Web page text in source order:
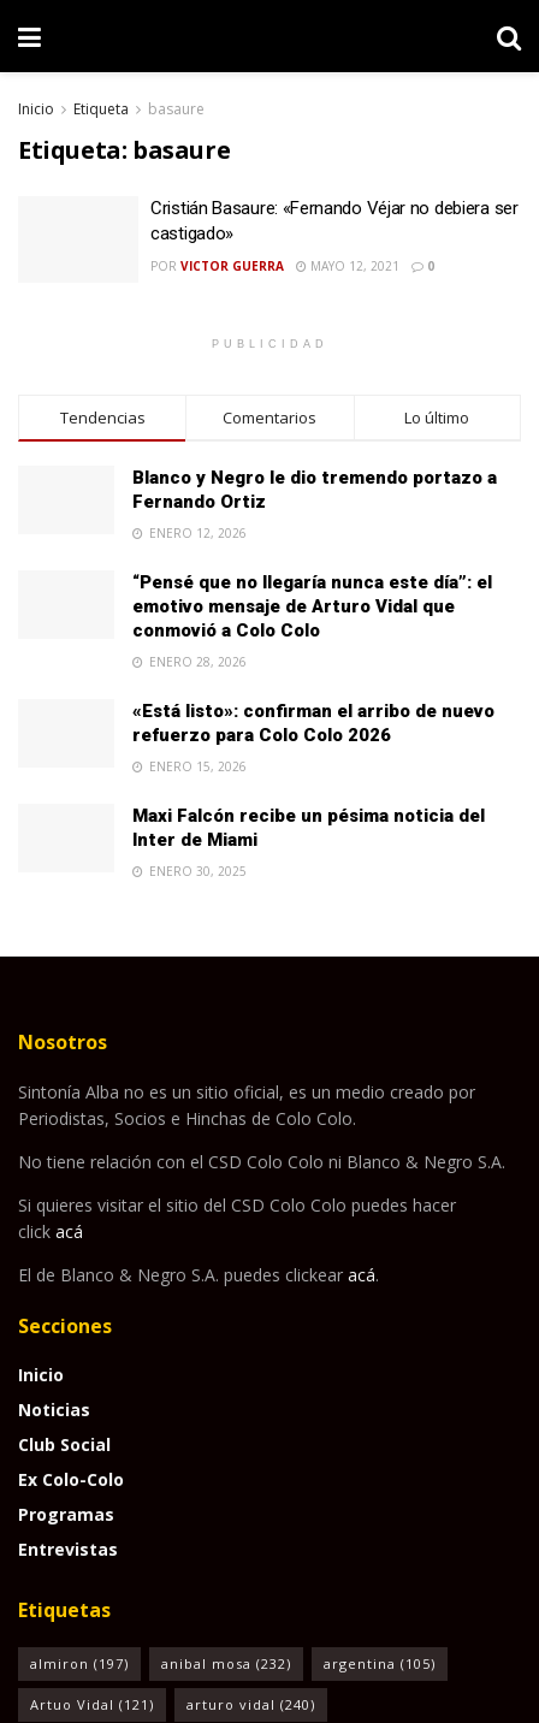
Inicio Etiqueta basaure
Etiqueta: basaure
Cristián Basaure: «Fernando Véjar no debiera ser
castigado»
POR VICTOR GUERRA MAYO 12, 2021 0
PUBLICIDAD
Tendencias Comentarios Lo último
Blanco y Negro le dio tremendo portazo a
Fernando Ortiz
ENERO 12, 2026
“Pensé que no llegaría nunca este día”: el
emotivo mensaje de Arturo Vidal que
conmovió a Colo Colo
ENERO 28, 2026
«Está listo»: confirman el arribo de nuevo
refuerzo para Colo Colo 2026
ENERO 15, 2026
Maxi Falcón recibe un pésima noticia del
Inter de Miami
ENERO 30, 2025
Nosotros
Sintonía Alba no es un sitio oficial, es un medio creado por
Periodistas, Socios e Hinchas de Colo Colo.
No tiene relación con el CSD Colo Colo ni Blanco & Negro S.A.
Si quieres visitar el sitio del CSD Colo Colo puedes hacer
click acá
El de Blanco & Negro S.A. puedes clickear acá.
Secciones
Inicio
Noticias
Club Social
Ex Colo-Colo
Programas
Entrevistas
Etiquetas
almiron (197) anibal mosa (232) argentina (105)
Artuo Vidal (121) arturo vidal (240)